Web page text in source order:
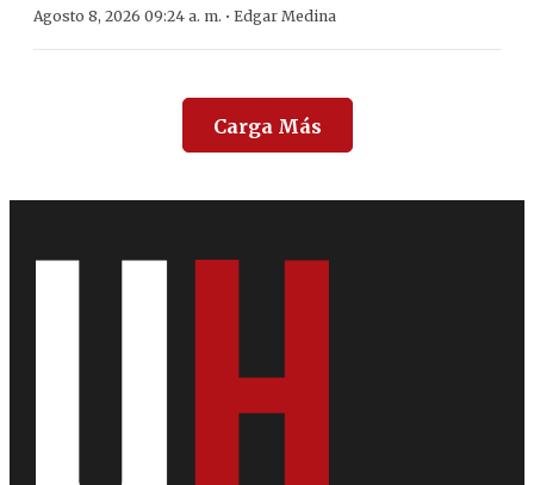
Agosto 8, 2026 09:24 a. m. · Edgar Medina
Carga Más